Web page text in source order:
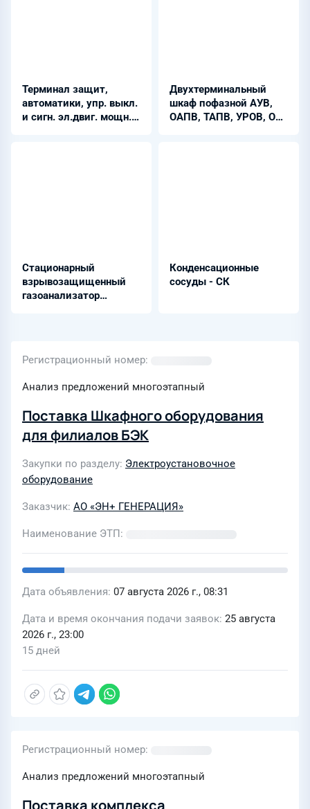
Терминал защит,
автоматики, упр. выкл.
и сигн. эл.двиг. мощн.
Двухтерминальный
шкаф пофазной АУВ,
ОАПВ, ТАПВ, УРОВ, ОБ
Стационарный
взрывозащищенный
газоанализатор
Конденсационные
сосуды - СК
Регистрационный номер
Анализ предложений многоэтапный
Поставка Шкафного оборудования
для филиалов БЭК
Закупки по разделу Электроустановочное
оборудование
Заказчик АО «ЭН+ ГЕНЕРАЦИЯ»
Наименование ЭТП
Дата объявления 07 августа 2026 г., 08:31
Дата и время окончания подачи заявок 25 августа
2026 г., 23:00
15 дней
Регистрационный номер
Анализ предложений многоэтапный